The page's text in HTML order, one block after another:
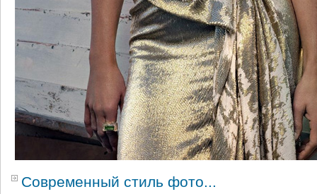
Современный стиль фото...